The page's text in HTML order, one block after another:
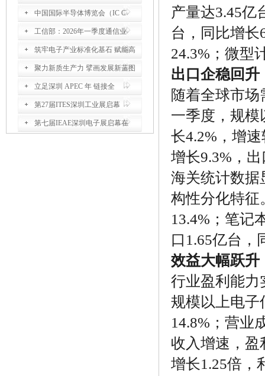
中国国际半导体博览会（IC C
工信部：2026年一季度通信业
筑牢电子产业标准化基石 赋能高
聚力新质生产力 擘画发展新蓝图
立足深圳 APEC 年 链接全
第27届ITES深圳工业展启幕
第七届IEAE深圳电子展启幕在
产量达3.45亿
台，同比增长
24.3%；微型
出口企稳回升
随着全球市
一季度，规模
长4.2%，增
增长9.3%，
海关统计数据
构性分化特征
13.4%；笔记
口1.65亿台，
效益大幅跃升
行业盈利能力
规模以上电子
14.8%；营业
收入增速，盈
增长1.25倍，